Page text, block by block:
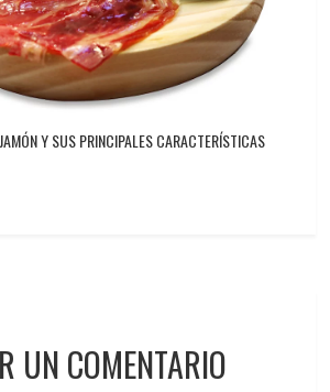
Y SUS PRINCIPALES CARACTERÍSTICAS
UN COMENTARIO